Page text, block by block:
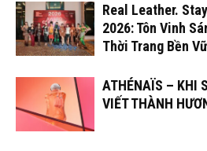
Real Leather.
2026: Tôn Vinh
Thời Trang Bền
ATHÉNAÏS – KHI
VIẾT THÀNH